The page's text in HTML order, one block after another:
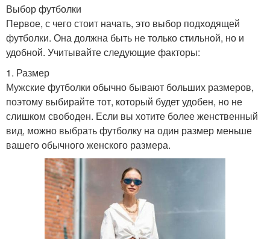
Выбор футболки
Первое, с чего стоит начать, это выбор подходящей
футболки. Она должна быть не только стильной, но и
удобной. Учитывайте следующие факторы:
1. Размер
Мужские футболки обычно бывают больших размеров,
поэтому выбирайте тот, который будет удобен, но не
слишком свободен. Если вы хотите более женственный
вид, можно выбрать футболку на один размер меньше
вашего обычного женского размера.